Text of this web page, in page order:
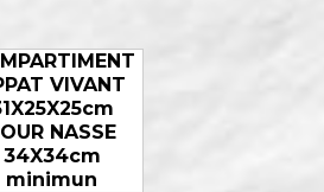
VIVANT
NASSE
34X34cm
minimun